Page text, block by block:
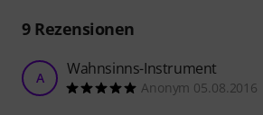
9Rezensionen
A Wahnsinns-Instrument
Anonym 05.08.2016